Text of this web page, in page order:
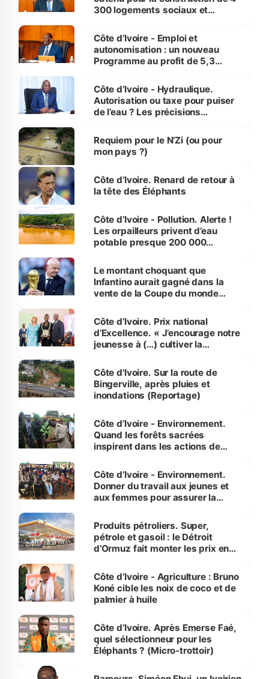
300 logements sociaux et
et Yamoussoukro
Côte d’Ivoire - Emploi et
autonomisation : un nouveau
Programme au profit de 5,3
Côte d’Ivoire - Hydraulique.
Autorisation ou taxe pour puiser
de l’eau ? Les précisions
Requiem pour le N’Zi (ou pour
mon pays ?)
Côte d’Ivoire. Renard de retour à
la tête des Éléphants
Côte d’Ivoire - Pollution. Alerte !
Les orpailleurs privent d’eau
potable presque 200 000
Le montant choquant que
Infantino aurait gagné dans la
vente de la Coupe du monde
Côte d’Ivoire. Prix national
d’Excellence. « J’encourage notre
jeunesse à (…) cultiver la
(Alassane Ouattara
Côte d'Ivoire. Sur la route de
Bingerville, après pluies et
inondations (Reportage)
Côte d’Ivoire - Environnement.
Quand les forêts sacrées
inspirent dans les actions de
Côte d’Ivoire - Environnement.
Donner du travail aux jeunes et
aux femmes pour assurer la
menacées
Produits pétroliers. Super,
pétrole et gasoil : le Détroit
d’Ormuz fait monter les prix en
Côte d’Ivoire - Agriculture : Bruno
Koné cible les noix de coco et de
palmier à huile
Côte d’Ivoire. Après Emerse Faé,
quel sélectionneur pour les
Éléphants ? (Micro-trottoir)